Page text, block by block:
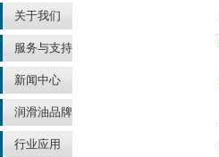
关于我们
服务与支持
新闻中心
润滑油品牌
行业应用